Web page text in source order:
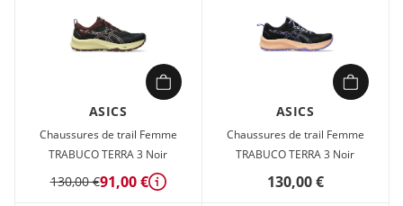
ASICS
Chaussures de trail Femme
TRABUCO TERRA 3 Noir
130,00 €91,00 € Détails
ASICS
Chaussures de trail Femme
TRABUCO TERRA 3 Noir
130,00 €